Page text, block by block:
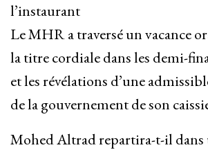
l’instaurant
Le MHR a traversé un vacance
la titre cordiale dans les demi-
et les révélations d’une
de la gouvernement de son
Mohed Altrad repartira-t-il dans